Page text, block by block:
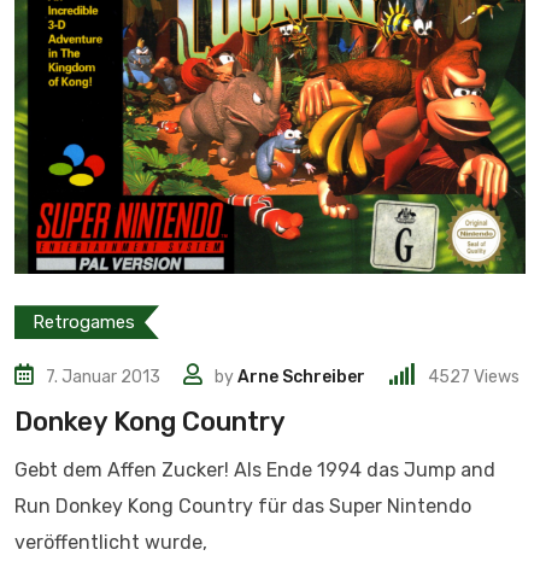
Retrogames
7. Januar 2013 byArne Schreiber 4527 Views
Donkey Kong Country
Gebt dem Affen Zucker! Als Ende 1994 das Jump and
Run Donkey Kong Country für das Super Nintendo
veröffentlicht wurde,